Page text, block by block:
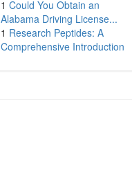
1 Could You Obtain an
Alabama Driving License...
1 Research Peptides: A
Comprehensive Introduction